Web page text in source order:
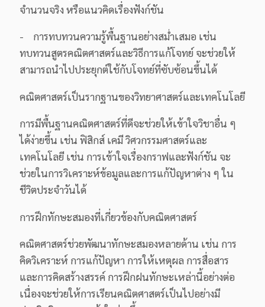
จำนวนจริง หรือแนวคิดเรื่องฟังก์ชัน
- การทบทวนความรู้พื้นฐานอย่างสม่ำเสมอ เช่น
ทบทวนสูตรคณิตศาสตร์และวิธีการแก้โจทย์ จะช่วยให้
สามารถนำไปประยุกต์ใช้กับโจทย์ที่ซับซ้อนขึ้นได้
คณิตศาสตร์เป็นรากฐานของวิทยาศาสตร์และเทคโนโลยี
การมีพื้นฐานคณิตศาสตร์ที่ดีจะช่วยให้เข้าใจวิชาอื่น ๆ
ได้ง่ายขึ้น เช่น ฟิสิกส์ เคมี วิศวกรรมศาสตร์และ
เทคโนโลยี เช่น การเข้าใจเรื่องกราฟและฟังก์ชัน จะ
ช่วยในการวิเคราะห์ข้อมูลและการแก้ปัญหาต่าง ๆ ใน
ชีวิตประจำวันได้
การฝึกทักษะสมองที่เกี่ยวข้องกับคณิตศาสตร์
คณิตศาสตร์ช่วยพัฒนาทักษะสมองหลายด้าน เช่น การ
คิดวิเคราะห์ การแก้ปัญหา การให้เหตุผล การสื่อสาร
และการคิดสร้างสรรค์ การฝึกฝนทักษะเหล่านี้อย่างต่อ
เนื่องจะช่วยให้การเรียนคณิตศาสตร์เป็นไปอย่างมี